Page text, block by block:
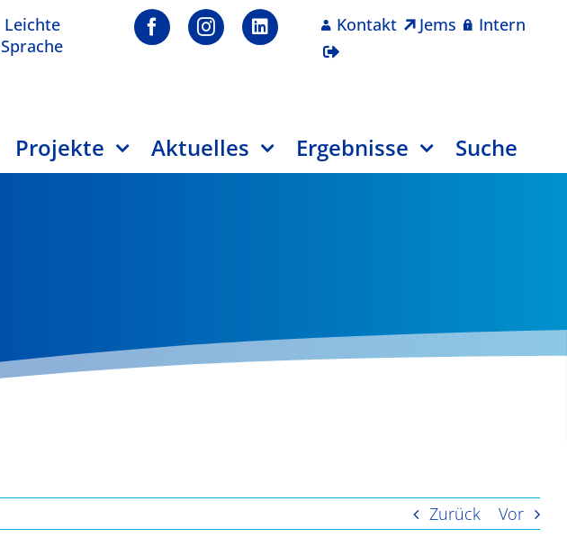
Leichte
Sprache
Kontakt Jems Intern
Projekte Aktuelles Ergebnisse Suche
Zurück Vor